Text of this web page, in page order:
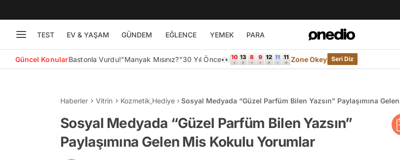
TEST EV & YAŞAM GÜNDEM EĞLENCE YEMEK PARA
Güncel KonularBastonla Vurdu!"Manyak Mısınız?"30 Yıl Önce👀 Zone Okey Seri Diz
Haberler Vitrin Kozmetik,Hediye
Sosyal Medyada “Güzel Parfüm Bilen Yazsın” Paylaşımına Gelen
Sosyal Medyada “Güzel Parfüm Bilen Yazsın”
Paylaşımına Gelen Mis Kokulu Yorumlar